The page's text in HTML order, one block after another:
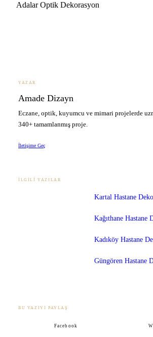
Adalar Optik Dekorasyon
YAZAR
Amade Dizayn
Eczane, optik, kuyumcu ve mimari projelerde
340+ tamamlanmış proje.
İletişime Geç
İLGILI YAZILAR
Kartal Hastane
Kağıthane Hastane
Kadıköy Hastane
Güngören Hastane
BU YAZIYI PAYLAŞ
Facebook